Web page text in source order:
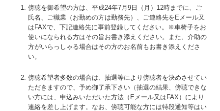
傍聴を御希望の方は、平成24年7月9日（月）12時までに、ご
氏名、ご職業（お勤めの方は勤務先）、ご連絡先をEメール又
はFAXで、下記連絡先に事前登録してください。※車椅子をお
使いになられる方はその旨お書き添えください。また、介助の
方がいらっしゃる場合はその方のお名前もお書き添えくださ
い。
傍聴希望者多数の場合は、抽選等により傍聴者を決めさせてい
ただきますので、予め御了承下さい（抽選の結果、傍聴できな
い方には、申込みいただいた方法（Eメール又はFAX）により
連絡を差し上げます。なお、傍聴可能な方には特段通知等はい